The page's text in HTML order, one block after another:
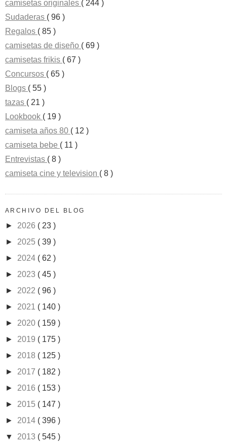
camisetas originales ( 244 )
Sudaderas ( 96 )
Regalos ( 85 )
camisetas de diseño ( 69 )
camisetas frikis ( 67 )
Concursos ( 65 )
Blogs ( 55 )
tazas ( 21 )
Lookbook ( 19 )
camiseta años 80 ( 12 )
camiseta bebe ( 11 )
Entrevistas ( 8 )
camiseta cine y television ( 8 )
ARCHIVO DEL BLOG
► 2026 ( 23 )
► 2025 ( 39 )
► 2024 ( 62 )
► 2023 ( 45 )
► 2022 ( 96 )
► 2021 ( 140 )
► 2020 ( 159 )
► 2019 ( 175 )
► 2018 ( 125 )
► 2017 ( 182 )
► 2016 ( 153 )
► 2015 ( 147 )
► 2014 ( 396 )
▼ 2013 ( 545 )